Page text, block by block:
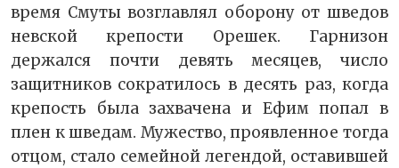
время Смуты возглавлял оборону от шведов
невской крепости Орешек. Гарнизон
держался почти девять месяцев, число
защитников сократилось в десять раз, когда
крепость была захвачена и Ефим попал в
плен к шведам. Мужество, проявленное тогда
отцом, стало семейной легендой, оставившей